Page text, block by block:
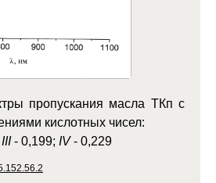
пропускания масла ТКп с
кислотных чисел:
III- 0,199; IV- 0,229